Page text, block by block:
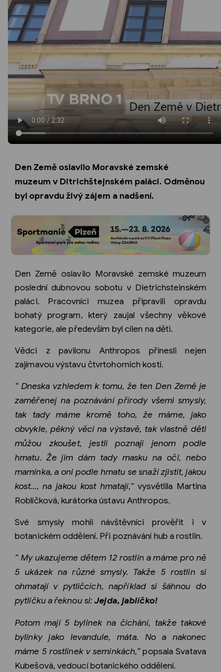
Den Země oslavilo Moravské zemské
muzeum v Ditrichštejnském paláci. Odměnou
byl opravdu živý zájem a nadšení.
Den Země oslavilo Moravské zemské muzeum
poslední dubnovou sobotu v Dietrichsteinském
paláci. Pracovníci muzea připravili opravdu
bohatý program, který zaujal všechny věkové
kategorie, ale především byl cílen na děti.
Vědci z pavilonu Anthropos přinesli nejen
zajímavou výstavu čtvrtohornich kostí.
“ Dneska vzhledem k tomu, že ten Den Země je
zaměřenej na poznávání přírody všemi smysly,
tak tady máme kromě toho, že máme, jako
obvykle, pěkný věci na výstavě, tak vlastně děti
můžou zkoušet, jestli poznají jenom podle
hmatu. Že jim dám tady masku na oči, nebo
maminka, a oni podle hmatu se snaží zjistit, jakou
kost…, na jakou kost hmatají,”vysvětlila Martina
Roblíčková, kurátorka ústavu Anthropos.
Své smysly mohli návštěvníci prověřit i v
botanickém oddělení. Při poznávání hub a rostlin.
“ My ukazujeme dětem 12 rostlin a máme pro ně
5 ukázek na různé smysly. Takže 5 rostlin si
ohmatají v pytlíčcích, například si šáhnou do
pytlíčku a řeknou si:Jejda, jablíčko!
Potom mají 5 bylinek na čichání, takže takové
bylinky jako levandule, máta. No a nakonec
máme 5 rostlinek v semínkách,”popsala Svatava
Kubešová, vedoucí botanického oddělení.